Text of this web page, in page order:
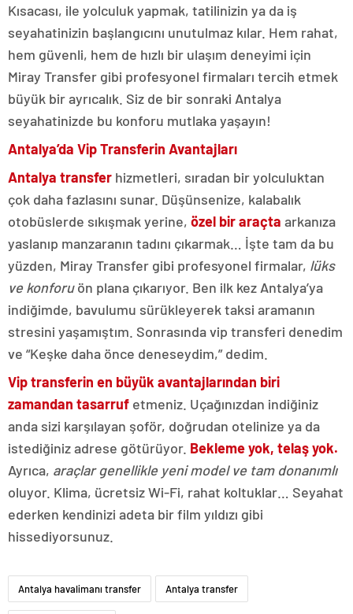
Kısacası, ile yolculuk yapmak, tatilinizin ya da iş
seyahatinizin başlangıcını unutulmaz kılar. Hem rahat,
hem güvenli, hem de hızlı bir ulaşım deneyimi için
Miray Transfer gibi profesyonel firmaları tercih etmek
büyük bir ayrıcalık. Siz de bir sonraki Antalya
seyahatinizde bu konforu mutlaka yaşayın!
Antalya’da Vip Transferin Avantajları
Antalya transfer hizmetleri, sıradan bir yolculuktan
çok daha fazlasını sunar. Düşünsenize, kalabalık
otobüslerde sıkışmak yerine, özel bir araçta arkanıza
yaslanıp manzaranın tadını çıkarmak… İşte tam da bu
yüzden, Miray Transfer gibi profesyonel firmalar, lüks
ve konforuön plana çıkarıyor. Ben ilk kez Antalya’ya
indiğimde, bavulumu sürükleyerek taksi aramanın
stresini yaşamıştım. Sonrasında vip transferi denedim
ve “Keşke daha önce deneseydim,” dedim.
Vip transferin en büyük avantajlarından biri
zamandan tasarruf etmeniz. Uçağınızdan indiğiniz
anda sizi karşılayan şoför, doğrudan otelinize ya da
istediğiniz adrese götürüyor. Bekleme yok, telaş yok.
Ayrıca, araçlar genellikle yeni model ve tam donanımlı
oluyor. Klima, ücretsiz Wi-Fi, rahat koltuklar… Seyahat
ederken kendinizi adeta bir film yıldızı gibi
hissediyorsunuz.
Antalya havalimanı transfer Antalya transfer